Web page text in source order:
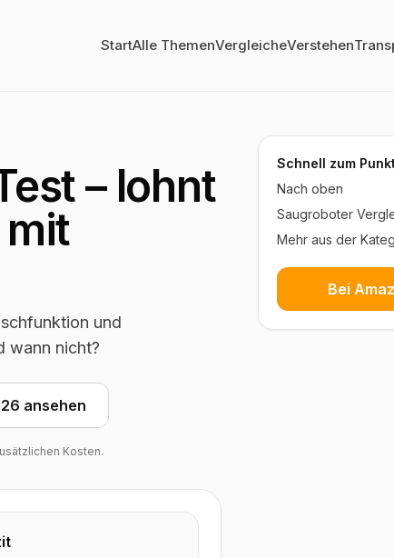
StartAlle ThemenVergleicheVerstehen
– lohnt
und
wann nicht?
ansehen
Kosten.
Schnell zum
Nach oben
Saugroboter
Mehr aus der
Bei